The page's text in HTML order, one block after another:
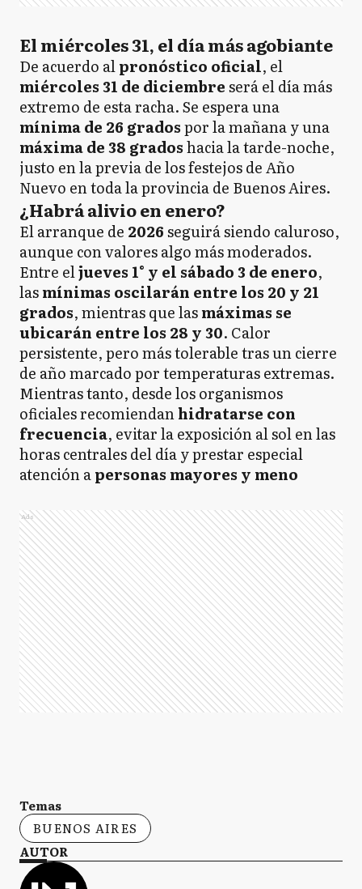
El miércoles 31, el día más agobiante
De acuerdo alpronóstico oficial, el
miércoles 31 de diciembreserá el día más
extremo de esta racha. Se espera una
mínima de 26 gradospor la mañana y una
máxima de 38 gradoshacia la tarde-noche,
justo en la previa de los festejos de Año
Nuevo en toda la provincia de Buenos Aires.
¿Habrá alivio en enero?
El arranque de 2026seguirá siendo caluroso,
aunque con valores algo más moderados.
Entre eljueves 1° y el sábado 3 de enero,
lasmínimas oscilarán entre los 20 y 21
grados, mientras que lasmáximas se
ubicarán entre los 28 y 30. Calor
persistente, pero más tolerable tras un cierre
de año marcado por temperaturas extremas.
Mientras tanto, desde los organismos
oficiales recomiendanhidratarse con
frecuencia, evitar la exposición al sol en las
horas centrales del día y prestar especial
atención apersonas mayores y meno
Ads
Temas
BUENOS AIRES
AUTOR